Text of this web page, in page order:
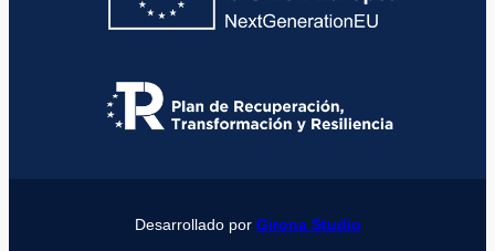
Desarrollado por Girona Studio